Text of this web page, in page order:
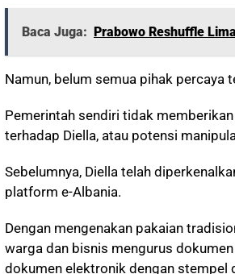
Baca Juga: Prabowo Reshuffle
Namun, belum semua pihak percaya
Pemerintah sendiri tidak
terhadap Diella, atau potensi
Sebelumnya, Diella telah
platform e-Albania.
Dengan mengenakan pakaian
warga dan bisnis mengurus
dokumen elektronik dengan stempel